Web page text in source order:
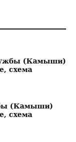
(Камыши)
схема
(Камыши)
схема